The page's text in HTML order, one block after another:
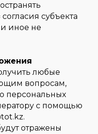
субъекта
иное не
любые
вопросам,
персональных
с помощью
отражены